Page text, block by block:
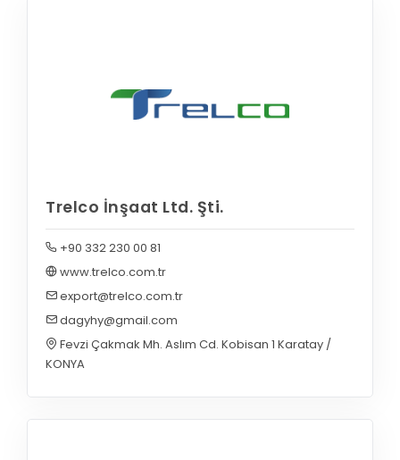
Trelco İnşaat Ltd. Şti.
+90 332 230 00 81
www.trelco.com.tr
export@trelco.com.tr
dagyhy@gmail.com
Fevzi Çakmak Mh. Aslım Cd. Kobisan 1 Karatay /
KONYA